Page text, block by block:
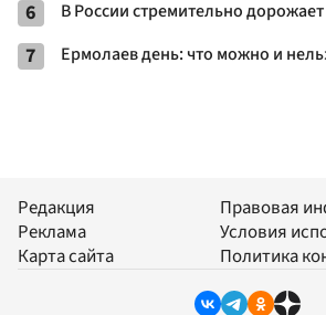
6 В России стремительно дорожает
7 Ермолаев день: что можно и
Редакция
Реклама
Карта сайта
Правовая
Условия
Политика